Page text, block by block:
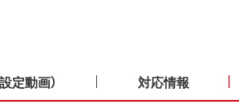
定動画） 対応情報